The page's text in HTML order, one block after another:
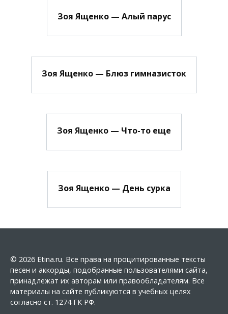
Зоя Ященко — Алый парус
Зоя Ященко — Блюз гимназисток
Зоя Ященко — Что-то еще
Зоя Ященко — День сурка
© 2026 Etina.ru. Все права на процитированные тексты
песен и аккорды, подобранные пользователями сайта,
принадлежат их авторам или правообладателям. Все
материалы на сайте публикуются в учебных целях
согласно ст. 1274 ГК РФ.